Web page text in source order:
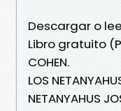
Descargar o
Libro gratuito
COHEN.
LOS
NETANYAHUS